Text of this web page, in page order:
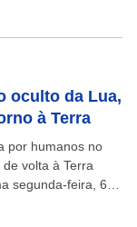
oculto da Lua,
à Terra
por humanos no
volta à Terra
segunda-feira, 6.